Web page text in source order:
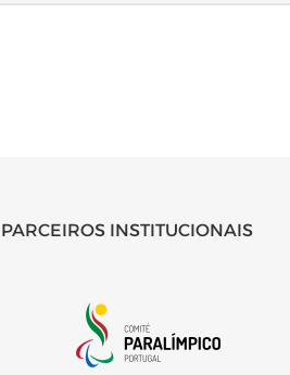
PARCEIROS INSTITUCIONAIS